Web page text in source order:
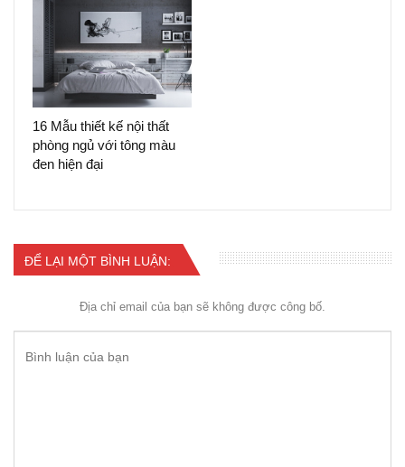
16 Mẫu thiết kế nội thất
phòng ngủ với tông màu
đen hiện đại
ĐỂ LẠI MỘT BÌNH LUẬN:
Địa chỉ email của bạn sẽ không được công bố.